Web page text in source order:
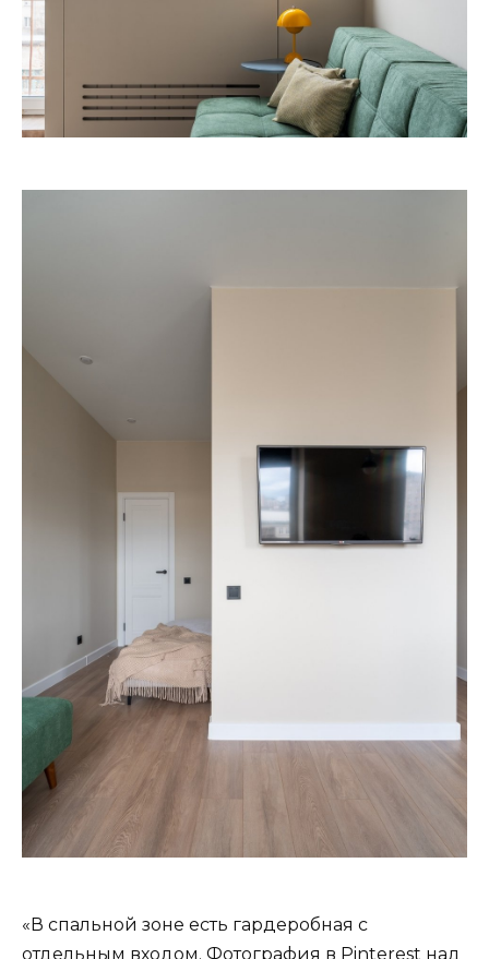
«В спальной зоне есть гардеробная с
отдельным входом. Фотография в Pinterest над